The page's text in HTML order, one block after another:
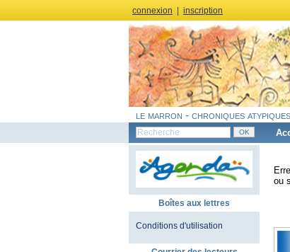
connexion inscription
le marron - chroniques
Boîtes aux lettres
Conditions d'utilisation
ou